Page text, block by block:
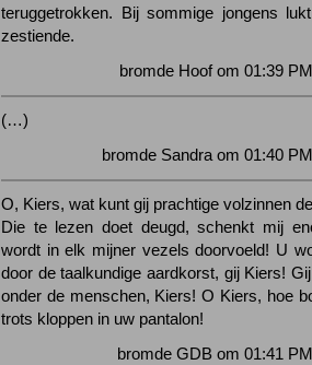
teruggetrokken. Bij sommige jongens
zestiende.
bromde Hoof om 01:39
(…)
bromde Sandra om 01:40
O, Kiers, wat kunt gij prachtige volzinnen
Die te lezen doet deugd, schenkt mij
wordt in elk mijner vezels doorvoeld! U
door de taalkundige aardkorst, gij Kiers!
onder de menschen, Kiers! O Kiers, hoe
trots kloppen in uw pantalon!
bromde GDB om 01:41